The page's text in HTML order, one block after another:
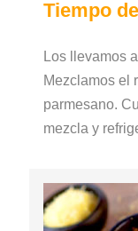
Tiempo
Los llevamos
Mezclamos el
parmesano.
mezcla y